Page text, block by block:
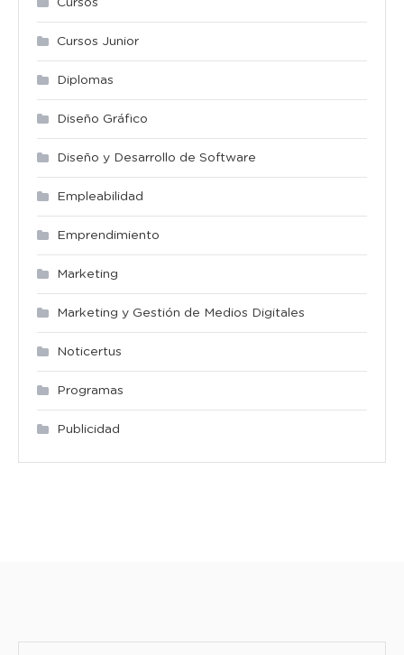
Cursos
Cursos Junior
Diplomas
Diseño Gráfico
Diseño y Desarrollo de Software
Empleabilidad
Emprendimiento
Marketing
Marketing y Gestión de Medios Digitales
Noticertus
Programas
Publicidad